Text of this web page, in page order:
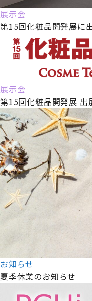
展示会
第15回化粧品開発展に
展示会
第15回化粧品開発展 出
お知らせ
夏季休業のお知らせ